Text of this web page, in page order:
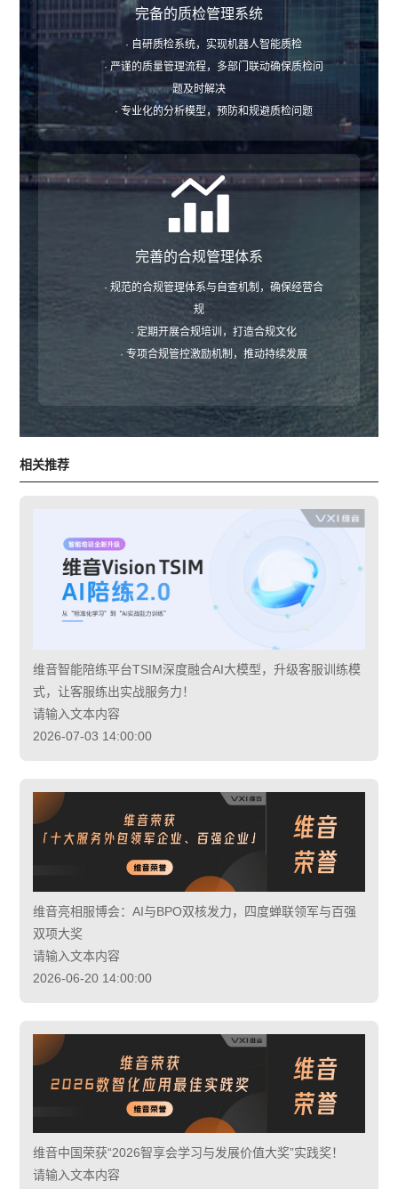
完备的质检管理系统
· 自研质检系统，实现机器人智能质检
· 严谨的质量管理流程，多部门联动确保质检问
题及时解决
· 专业化的分析模型，预防和规避质检问题
完善的合规管理体系
· 规范的合规管理体系与自查机制，确保经营合
规
· 定期开展合规培训，打造合规文化
· 专项合规管控激励机制，推动持续发展
相关推荐
维音智能陪练平台TSIM深度融合AI大模型，升级客服训练模
式，让客服练出实战服务力！
请输入文本内容
2026-07-03 14:00:00
维音亮相服博会：AI与BPO双核发力，四度蝉联领军与百强
双项大奖
请输入文本内容
2026-06-20 14:00:00
维音中国荣获“2026智享会学习与发展价值大奖”实践奖！
请输入文本内容